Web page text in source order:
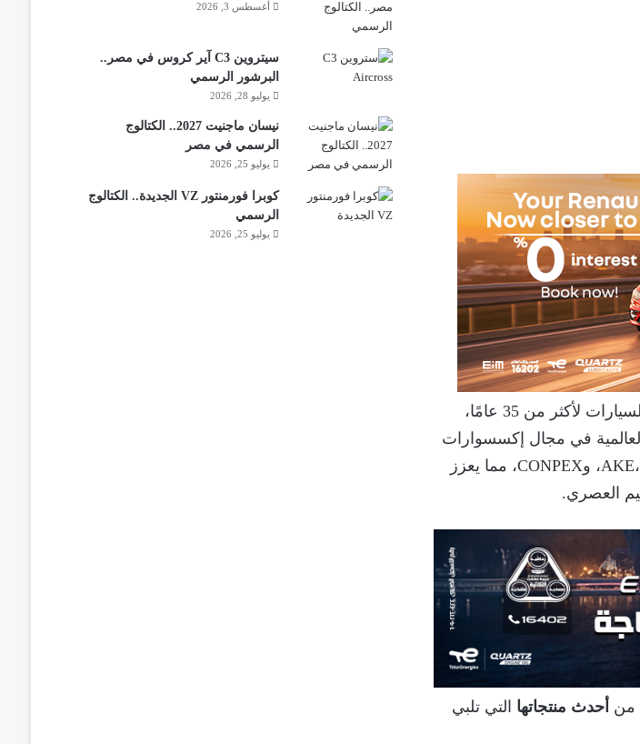
تأتي مشاركة بدر الدين في المعرض لتؤكد ريادتها في سوق كماليات وتعديل السيارات لأكثر من 35 عامًا،
العالمية في مجال إكسسوارات
وتعديل السيارات. وتشمل العلامات التي تمثلها الشركة: AKE، GPNE، TECH PRO، وCONPEX، مما يعزز
العصري.
أحدث منتجاتها التي تلبي
أغسطس 3, 2026
سيتروين C3 آير كروس في مصر..
البرشور الرسمي
يوليو 28, 2026
نيسان ماجنيت 2027.. الكتالوج
الرسمي في مصر
يوليو 25, 2026
كوبرا فورمنتور VZ الجديدة.. الكتالوج
الرسمي
يوليو 25, 2026